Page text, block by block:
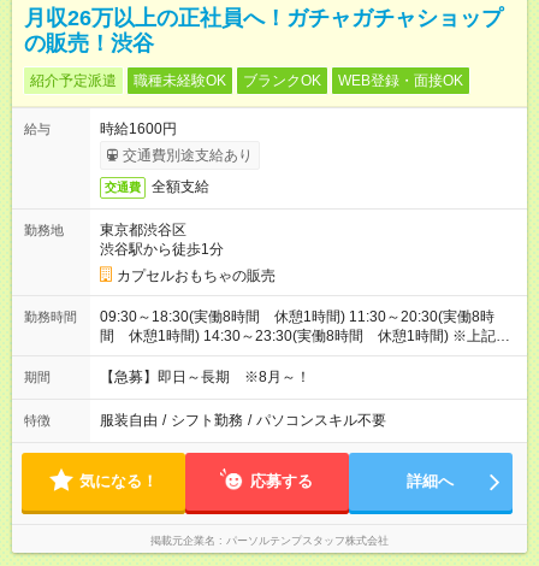
月収26万以上の正社員へ！ガチャガチャショップ
の販売！渋谷
紹介予定派遣 職種未経験OK ブランクOK WEB登録・面接OK
給与
時給1600円
交通費別途支給あり
交通費 全額支給
勤務地
東京都渋谷区
渋谷駅から徒歩1分
カプセルおもちゃの販売
勤務時間
09:30～18:30(実働8時間 休憩1時間) 11:30～20:30(実働8時
間 休憩1時間) 14:30～23:30(実働8時間 休憩1時間) ※上記は
一例です。9:30～23:30の中でシフト制。
期間 【急募】即日～長期 ※8月～！
特徴 服装自由 / シフト勤務 / パソコンスキル不要
気になる！ 応募する 詳細へ
掲載元企業名 パーソルテンプスタッフ株式会社